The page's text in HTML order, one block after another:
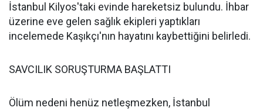
İstanbul Kilyos'taki evinde hareketsiz bulundu. İhbar
üzerine eve gelen sağlık ekipleri yaptıkları
incelemede Kaşıkçı'nın hayatını kaybettiğini belirledi.
SAVCILIK SORUŞTURMA BAŞLATTI
Ölüm nedeni henüz netleşmezken, İstanbul